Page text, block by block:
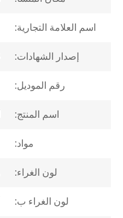
اسم العلامة التجارية:
إصدار الشهادات:
رقم الموديل:
اسم المنتج:
مواد:
لون الغراء:
لون الغراء ب: